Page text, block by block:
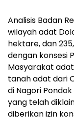
Analisis Badan
wilayah adat
hektare, dan
dengan konsesi
Masyarakat
tanah adat dari
di Nagori
yang telah
diberikan izin